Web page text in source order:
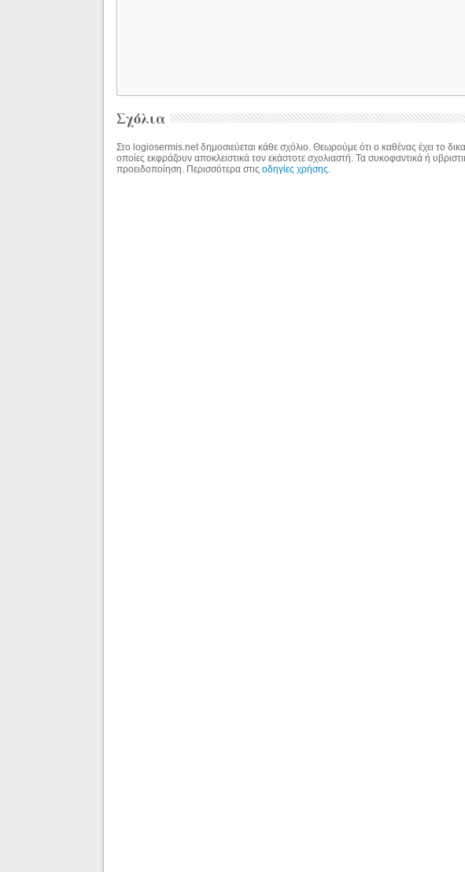
Σχόλια
Στο logiosermis.net δημοσιεύεται κάθε σχόλιο. Θεωρούμε ότι ο καθένας έχει το
οποίες εκφράζουν αποκλειστικά τον εκάστοτε σχολιαστή. Τα συκοφαντικά ή
προειδοποίηση. Περισσότερα στιςοδηγίες χρήσης